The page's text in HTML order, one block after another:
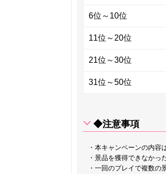
6位～10位
11位～20位
21位～30位
31位～50位
◆注意事項
・本キャンペーンの内容
・景品を獲得できなかっ
・一回のプレイで複数の